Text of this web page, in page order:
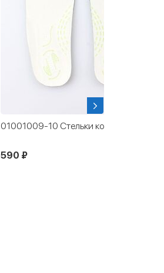
412002-01 Чешки белый
1 090 ₽